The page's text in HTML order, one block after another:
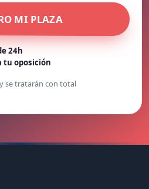
MI PLAZA
24h
tu oposición
se tratarán con total